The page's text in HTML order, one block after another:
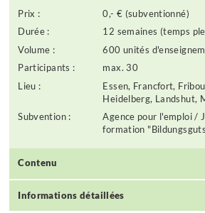
Prix :
0,- € (subventionné)
Durée :
12 semaines (temps
Volume :
600 unités
Participants :
max. 30
Lieu :
Essen, Francfort,
Heidelberg, Landshut,
Subvention :
Agence pour l'emploi /
formation
Contenu
Informations détaillées